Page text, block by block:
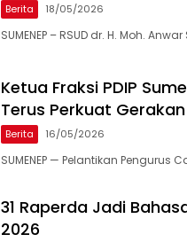
Berita 18/05/2026
SUMENEP – RSUD dr. H. Moh.
Ketua Fraksi PDIP
Terus Perkuat
Berita 16/05/2026
SUMENEP — Pelantikan Pengurus
31 Raperda Jadi
2026